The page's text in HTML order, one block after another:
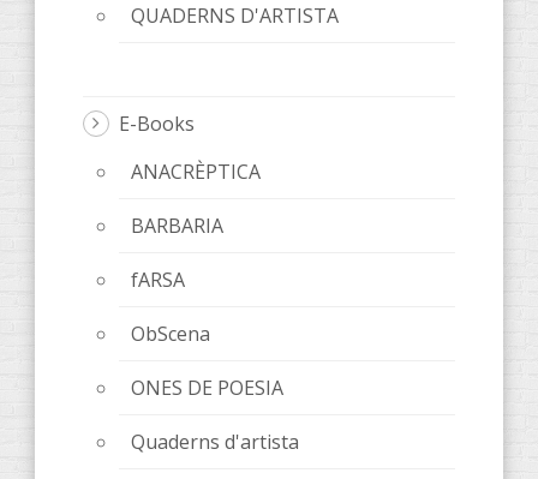
QUADERNS D'ARTISTA
E-Books
ANACRÈPTICA
BARBARIA
fARSA
ObScena
ONES DE POESIA
Quaderns d'artista